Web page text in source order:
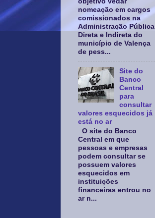
nomeação em cargos
comissionados na
Administração Pública
Direta e Indireta do
município de Valença
de pess...
Site do
Banco
Central
para
consultar
valores esquecidos já
está no ar
O site do Banco
Central em que
pessoas e empresas
podem consultar se
possuem valores
esquecidos em
instituições
financeiras entrou no
ar n...